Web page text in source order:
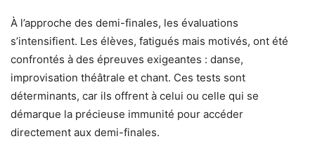
À l’approche des demi-finales, les évaluations
s’intensifient. Les élèves, fatigués mais motivés, ont été
confrontés à des épreuves exigeantes : danse,
improvisation théâtrale et chant. Ces tests sont
déterminants, car ils offrent à celui ou celle qui se
démarque la précieuse immunité pour accéder
directement aux demi-finales.